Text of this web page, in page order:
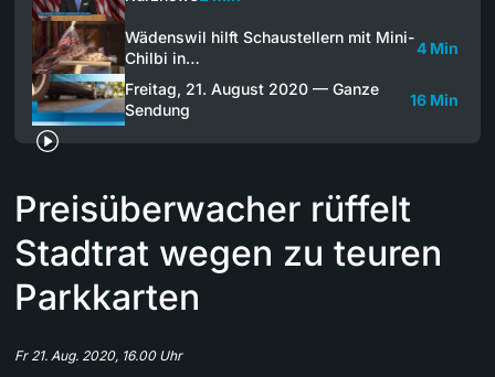
Wädenswil hilft Schaustellern mit Mini-
Chilbi in…
4 Min
Freitag, 21. August 2020 — Ganze
Sendung
16 Min
Preisüberwacher rüffelt
Stadtrat wegen zu teuren
Parkkarten
Fr 21. Aug. 2020, 16.00 Uhr